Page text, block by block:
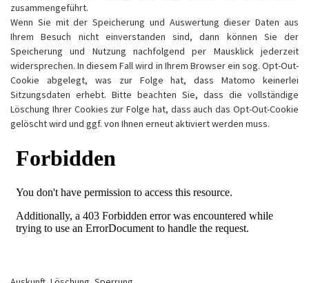
zusammengeführt.
Wenn Sie mit der Speicherung und Auswertung dieser Daten aus
Ihrem Besuch nicht einverstanden sind, dann können Sie der
Speicherung und Nutzung nachfolgend per Mausklick jederzeit
widersprechen. In diesem Fall wird in Ihrem Browser ein sog. Opt-Out-
Cookie abgelegt, was zur Folge hat, dass Matomo keinerlei
Sitzungsdaten erhebt. Bitte beachten Sie, dass die vollständige
Löschung Ihrer Cookies zur Folge hat, dass auch das Opt-Out-Cookie
gelöscht wird und ggf. von Ihnen erneut aktiviert werden muss.